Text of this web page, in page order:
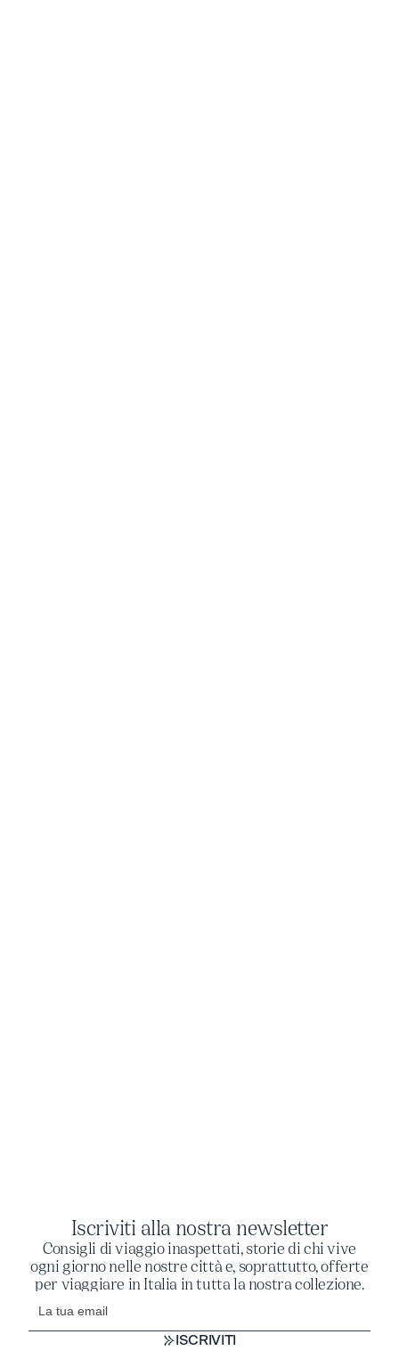
Iscriviti alla nostra newsletter
Consigli di viaggio inaspettati, storie di chi vive
ogni giorno nelle nostre città e, soprattutto, offerte
per viaggiare in Italia in tutta la nostra collezione.
ISCRIVITI